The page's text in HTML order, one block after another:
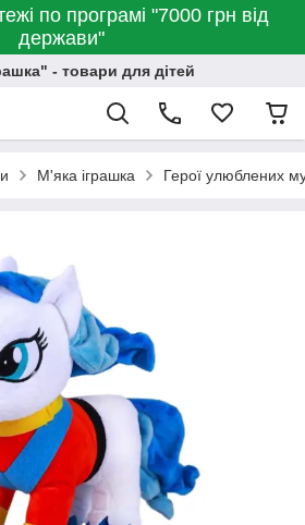
по програмі "7000 грн від
держави"
- товари для дітей
М'яка іграшка Герої улюблених